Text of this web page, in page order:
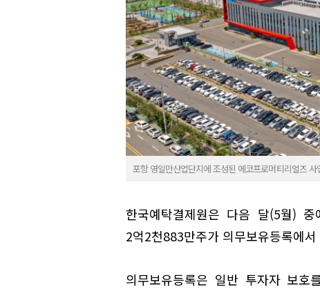
포항 영일만산업단지에 조성된 에코프로머티리얼즈
한국예탁결제원은 다음 달(5월)
2억2천883만주가 의무보유등록에
의무보유등록은 일반 투자자 보